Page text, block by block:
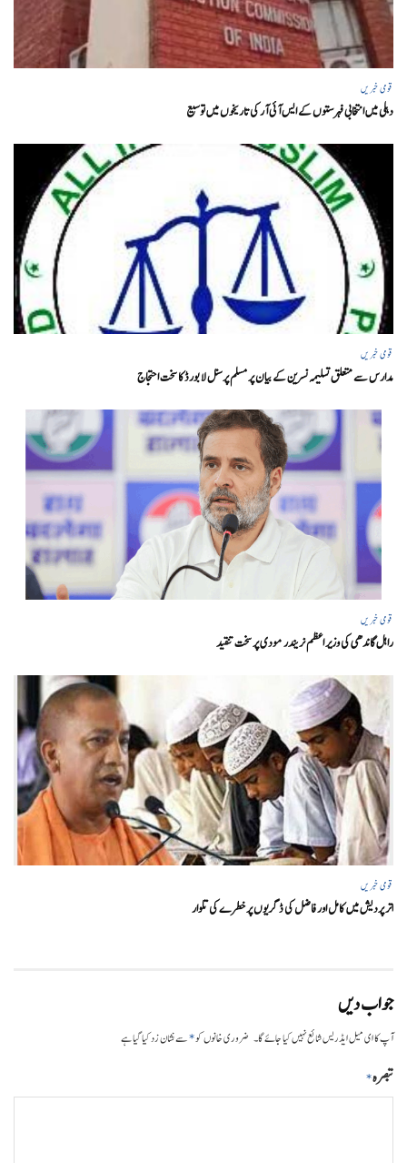
قومی خبریں
دہلی میں انتخابی فہرستوں کے ایس آئی آر کی تاریخوں میں توسیع
قومی خبریں
مدارس سے متعلق تسلیمہ نسرین کے بیان پر مسلم پرسنل لا بورڈ کا سخت احتجاج
قومی خبریں
راہل گاندھی کی وزیر اعظم نریندر مودی پر سخت تنقید
قومی خبریں
اتر پردیش میں کامل اور فاضل کی ڈگریوں پر خطرے کی تلوار
جواب دیں
آپ کا ای میل ایڈریس شائع نہیں کیا جائے گا۔ ضروری خانوں کو*سے نشان زد کیا گیا ہے
تبصرہ*